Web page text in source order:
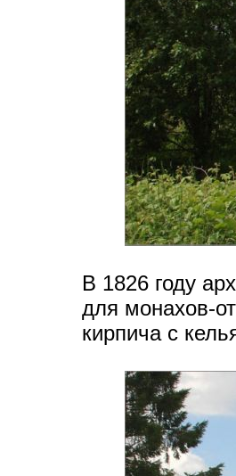
В 1826 году
для монахов-
кирпича с